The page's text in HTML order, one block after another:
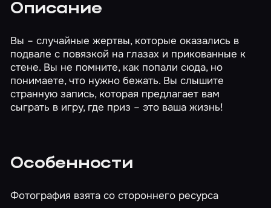
Описание
Вы – случайные жертвы, которые оказались в
подвале с повязкой на глазах и прикованные к
стене. Вы не помните, как попали сюда, но
понимаете, что нужно бежать. Вы слышите
странную запись, которая предлагает вам
сыграть в игру, где приз – это ваша жизнь!
Особенности
Фотография взята со стороннего ресурса